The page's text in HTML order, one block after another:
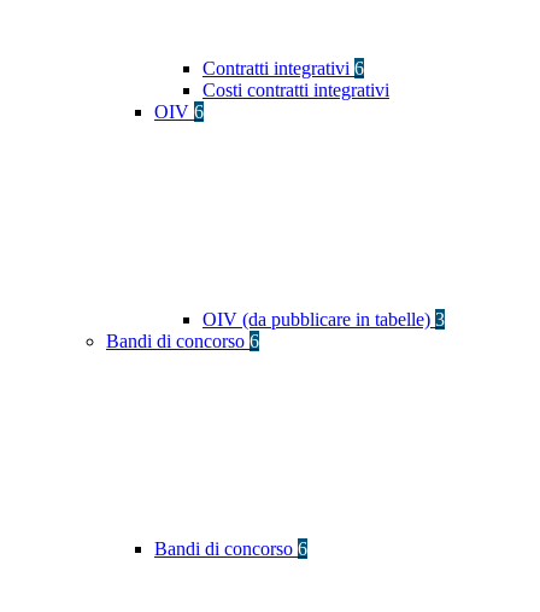
Contratti integrativi 6
Costi contratti integrativi
OIV 6
OIV (da pubblicare in tabelle) 3
Bandi di concorso 6
Bandi di concorso 6